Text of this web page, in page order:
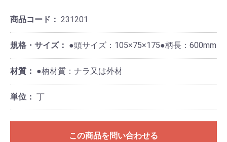
商品コード： 231201
規格・サイズ： ●頭サイズ：105×75×175●柄長：600mm
材質： ●柄材質：ナラ又は外材
単位： 丁
この商品を問い合わせる